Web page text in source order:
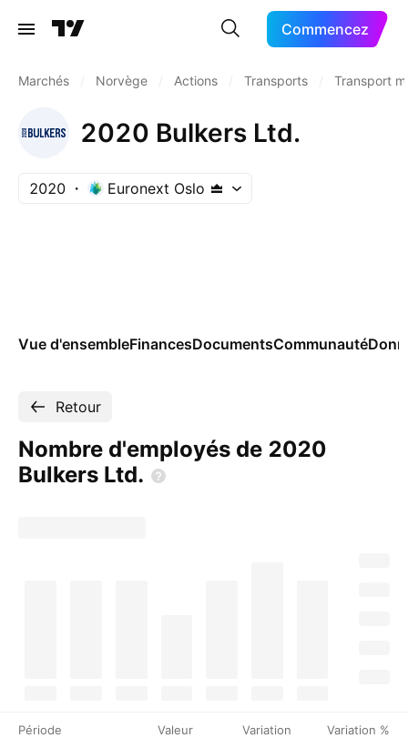
Commencez
Marchés Norvège Actions Transports Transport
2020 Bulkers Ltd.
2020 Euronext Oslo
Vue d'ensembleFinancesDocumentsCommunauté
Retour
Nombre d'employés de 2020
Bulkers Ltd.
Période Valeur Variation Variation %